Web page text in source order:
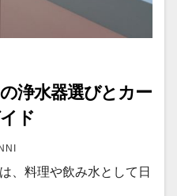
浄水器選びとカー
ド
、料理や飲み水として日